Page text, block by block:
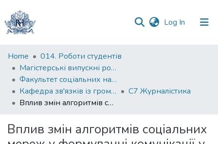
Log In (current)
Communities
&
Collections
All of DSpace
Statistics
Home
014. Роботи студентів
Магістерські випускні роботи
Факультет соціальних наук і соціальних технологій
Кафедра зв'язків із громадськістю
С7 Журналістика
Вплив змін алгоритмів соціальних мереж у формуванні комунікації у сучасному виборчому процесі
Вплив змін алгоритмів соціальних